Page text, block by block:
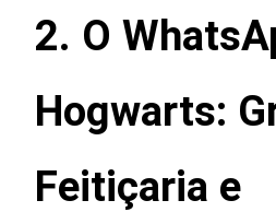
2. O
Hogwarts:
Feitiçaria e